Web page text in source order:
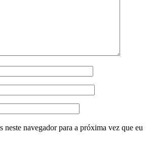
neste navegador para a próxima vez que eu